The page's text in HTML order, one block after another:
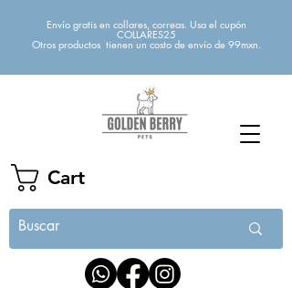
Cart
Envío gratis en collares, correas. Usa el cupón
COLLARES25
Otros productos tienen un costo de envío de 99mxn.